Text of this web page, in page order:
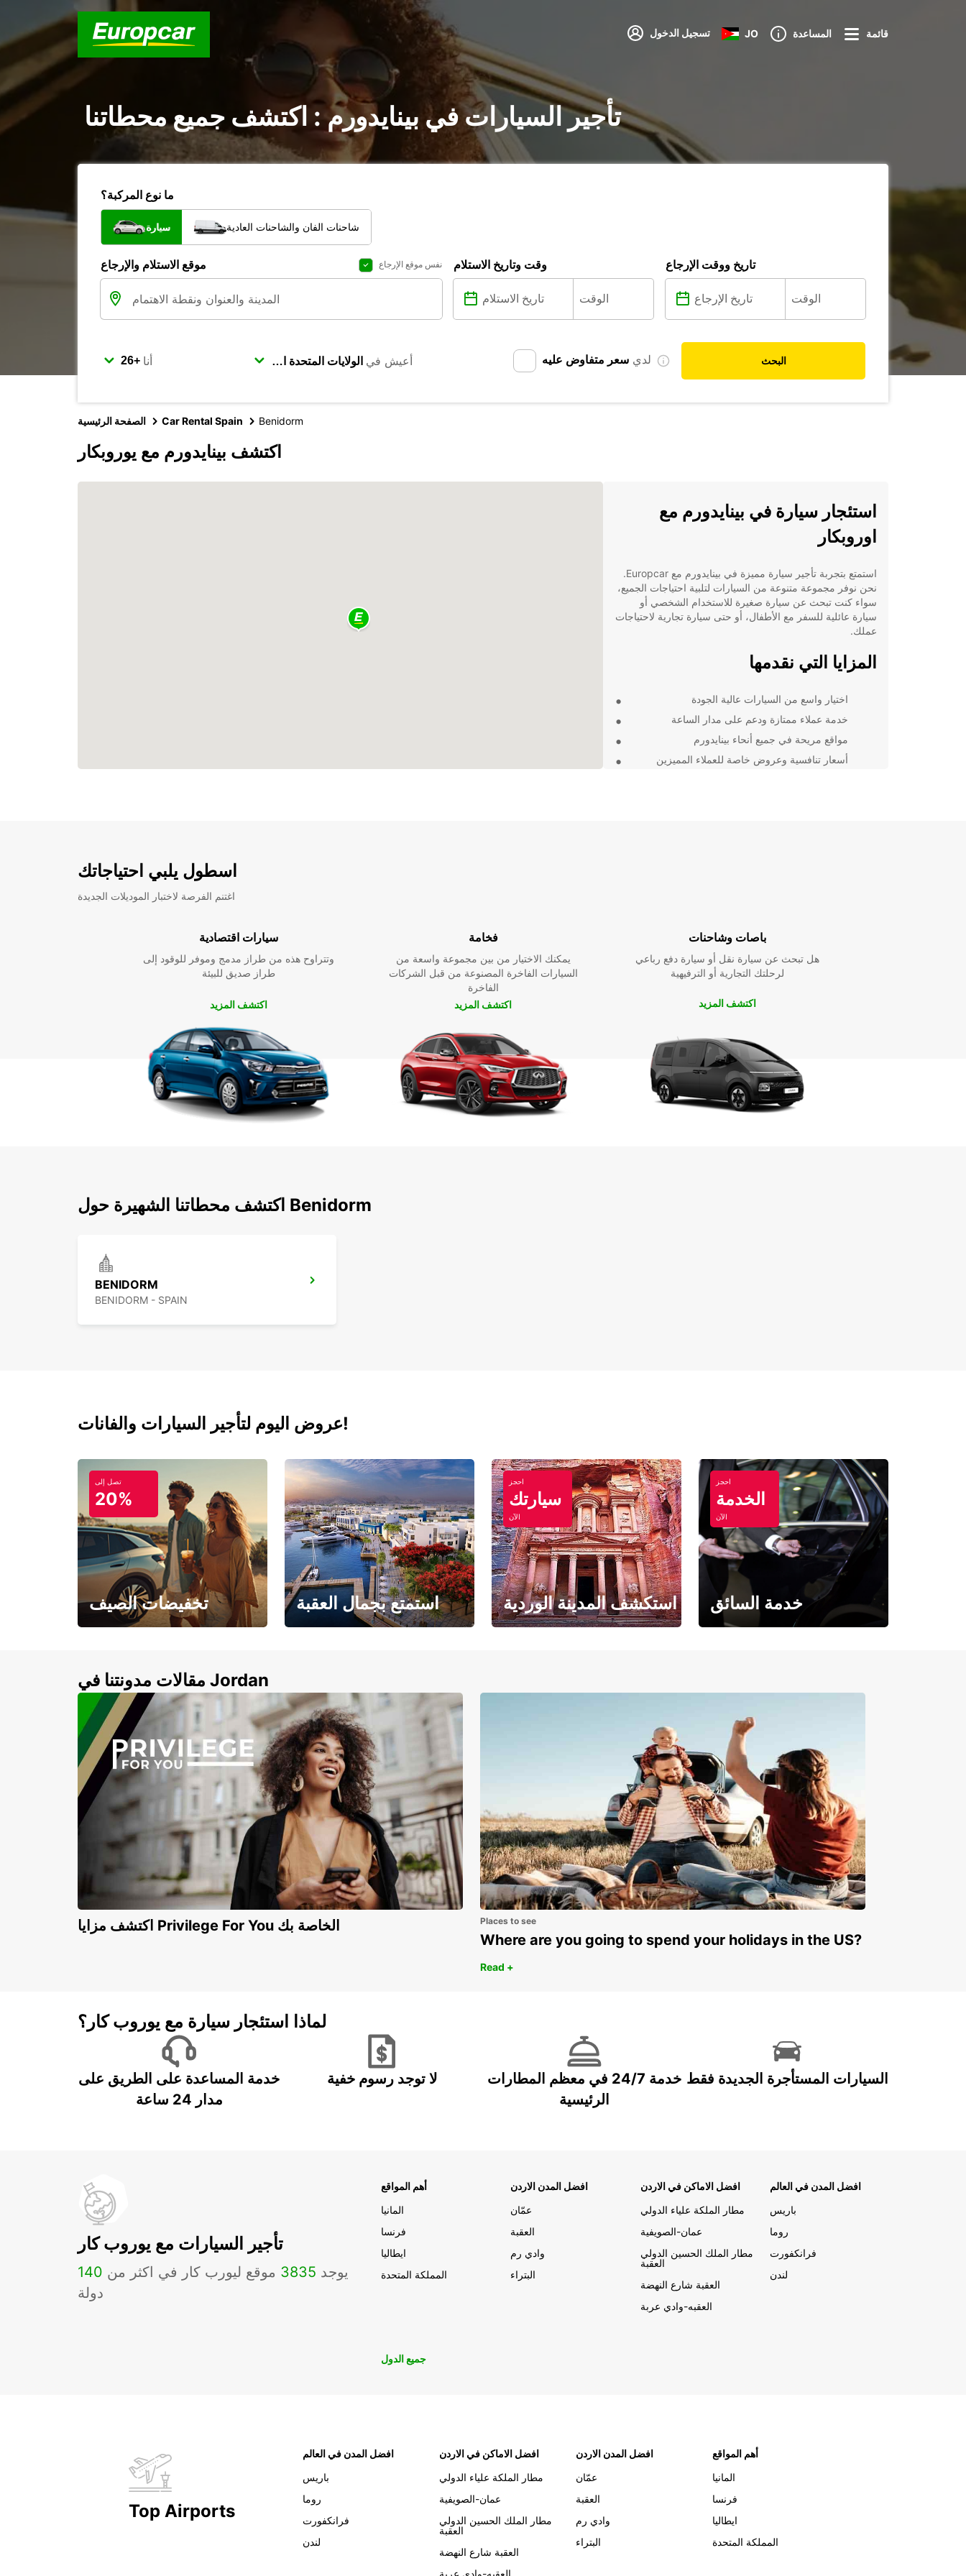
تسجيل الدخول JO المساعدة قائمة
تأجير السيارات في بينايدورم : اكتشف جميع محطاتنا
ما نوع المركبة؟
سيارة شاحنات الفان والشاحنات العادية
موقع الاستلام والإرجاع نفس موقع الإرجاع وقت وتاريخ الاستلام تاريخ ووقت الإرجاع
أنا أعيش في لدي سعر متفاوض عليه البحث
الصفحة الرئيسية Car Rental Spain Benidorm
اكتشف بينايدورم مع يوروبكار
استئجار سيارة في بينايدورم مع
اوروبكار
استمتع بتجربة تأجير سيارة مميزة في بينايدورم مع Europcar.
نحن نوفر مجموعة متنوعة من السيارات لتلبية احتياجات الجميع،
سواء كنت تبحث عن سيارة صغيرة للاستخدام الشخصي أو
سيارة عائلية للسفر مع الأطفال، أو حتى سيارة تجارية لاحتياجات
عملك.
المزايا التي نقدمها
اختيار واسع من السيارات عالية الجودة
خدمة عملاء ممتازة ودعم على مدار الساعة
مواقع مريحة في جميع أنحاء بينايدورم
أسعار تنافسية وعروض خاصة للعملاء المميزين
بينايدورم براحة وأمان. استمتع بالحرية والمرونة التي توفرها
سيارتنا لتجربة سفر لا تُنسى في هذه الوجهة الرائعة.
اسطول يلبي احتياجاتك
اغتنم الفرصة لاختبار الموديلات الجديدة
سيارات اقتصادية
وتتراوح هذه من طراز مدمج وموفر للوقود إلى
طراز صديق للبيئة
اكتشف المزيد
فخامة
يمكنك الاختيار من بين مجموعة واسعة من
السيارات الفاخرة المصنوعة من قبل الشركات
الفاخرة
اكتشف المزيد
باصات وشاحنات
هل تبحث عن سيارة نقل أو سيارة دفع رباعي
لرحلتك التجارية أو الترفيهية
اكتشف المزيد
اكتشف محطاتنا الشهيرة حول Benidorm
BENIDORM
BENIDORM - SPAIN
عروض اليوم لتأجير السيارات والفانات!
تصل إلى
20%
تخفيضات الصيف استمتع بجمال العقبة
احجز
سيارتك
الآن
استكشف المدينة الوردية
احجز
الخدمة
الآن
خدمة السائق
مقالات مدونتنا في Jordan
اكتشف مزايا Privilege For You الخاصة بك Places to see
Where are you going to spend your holidays in the US?
Read +
لماذا استئجار سيارة مع يوروب كار؟
خدمة المساعدة على الطريق على
مدار 24 ساعة
لا توجد رسوم خفية
خدمة 24/7 في معظم المطارات
الرئيسية
السيارات المستأجرة الجديدة فقط
تأجير السيارات مع يوروب كار
يوجد 3835 موقع ليورب كار في اكثر من 140
دولة
أهم المواقع
المانيا
فرنسا
ايطاليا
المملكة المتحدة
افضل المدن الاردن
عمّان
العقبة
وادي رم
البتراء
افضل الاماكن في الاردن
مطار الملكة علياء الدولي
عمان-الصويفية
مطار الملك الحسين الدولي
العقبة
العقبة شارع النهضة
العقبه-وادي عربة
افضل المدن في العالم
باريس
روما
فرانكفورت
لندن
جميع الدول
Top Airports
افضل المدن في العالم
باريس
روما
فرانكفورت
لندن
افضل الاماكن في الاردن
مطار الملكة علياء الدولي
عمان-الصويفية
مطار الملك الحسين الدولي
العقبة
العقبة شارع النهضة
العقبه-وادي عربة
افضل المدن الاردن
عمّان
العقبة
وادي رم
البتراء
أهم المواقع
المانيا
فرنسا
ايطاليا
المملكة المتحدة